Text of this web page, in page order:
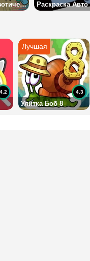
Раскраска экзотических птиц Раскраска Авто
4.2
Улитка Боб 8
4.3